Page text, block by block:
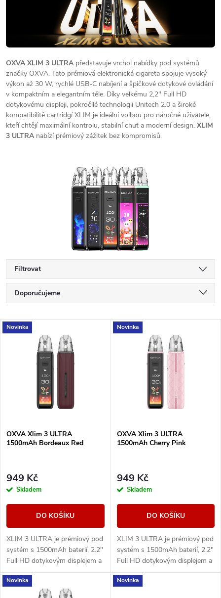
OXVA XLIM 3 ULTRApředstavuje vrchol nabídky pod systémů
značky OXVA. Tato prémiová elektronická cigareta spojuje vysoký
výkon až 30 W, rychlé USB-C nabíjení a špičkové dotykové ovládání
v kompaktním a elegantním těle. Díky velkému 2,2" Full HD
dotykovému displeji, pokročilé technologii Unitech 2.0 a široké
kompatibilitě cartridgí XLIM je ideální volbou pro náročné uživatele,
kteří chtějí maximální kontrolu, stabilní chuť a moderní design. XLIM
3 ULTRAnabízí prémiový zážitek bez kompromisů.
Filtrovat
Ř
a
p
r
o
u
k
t
Doporučujeme
Nejdražší
Nejprodávanější
Abecedně
V
s
p
r
o
d
u
k
Novinka
OXVA Xlim 3 ULTRA
1500mAh Bordeaux Red
949 Kč
Skladem
DO KOŠÍKU
XLIM 3 ULTRA je prémiový pod
systém s 1500mAh baterií, 2.2"
Full HD dotykovým displejem a
technologií Super Pulse pro
stabilní výkon a výraznou chuť.
Novinka
OXVA Xlim 3 ULTRA
1500mAh Cherry Pink
949 Kč
Skladem
DO KOŠÍKU
XLIM 3 ULTRA je prémiový pod
systém s 1500mAh baterií, 2.2"
Full HD dotykovým displejem a
technologií Super Pulse pro
stabilní výkon a výraznou chuť.
Novinka Novinka